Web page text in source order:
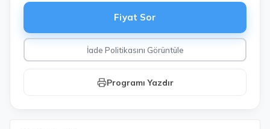
Fiyat Sor
İade Politikasını Görüntüle
Programı Yazdır